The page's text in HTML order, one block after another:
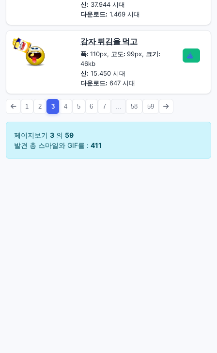
신: 37.944 시대
다운로드: 1.469 시대
감자 튀김을 먹고
폭: 110px, 고도: 99px, 크기:
46kb
신: 15.450 시대
다운로드: 647 시대
1 2 3 4 5 6 7 58 59
페이지보기 3 의 59
발견 총 스마일와 GIF를 : 411